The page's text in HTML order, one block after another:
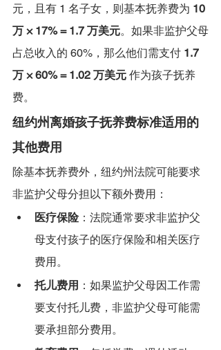
元，且有 1 名子女，则基本抚养费为 10
万 × 17% = 1.7 万美元。如果非监护父母
占总收入的 60%，那么他们需支付 1.7
万 × 60% = 1.02 万美元 作为孩子抚养
费。
纽约州离婚孩子抚养费标准适用的
其他费用
除基本抚养费外，纽约州法院可能要求
非监护父母分担以下额外费用：
医疗保险：法院通常要求非监护父
母支付孩子的医疗保险和相关医疗
费用。
托儿费用 ：如果监护父母因工作需
要支付托儿费，非监护父母可能需
要承担部分费用。